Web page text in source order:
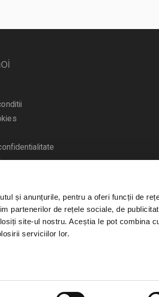
și anunțurile, pentru a oferi funcții de
partenerilor de rețele sociale, de
site-ul nostru. Aceștia le pot combina
serviciilor lor.